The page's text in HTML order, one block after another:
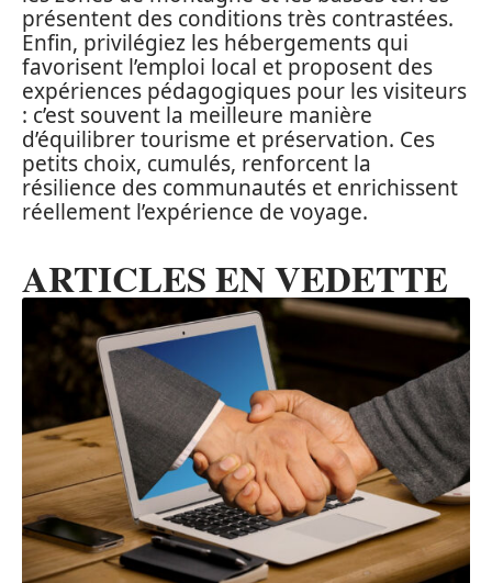
présentent des conditions très contrastées.
Enfin, privilégiez les hébergements qui
favorisent l’emploi local et proposent des
expériences pédagogiques pour les visiteurs
: c’est souvent la meilleure manière
d’équilibrer tourisme et préservation. Ces
petits choix, cumulés, renforcent la
résilience des communautés et enrichissent
réellement l’expérience de voyage.
ARTICLES EN VEDETTE